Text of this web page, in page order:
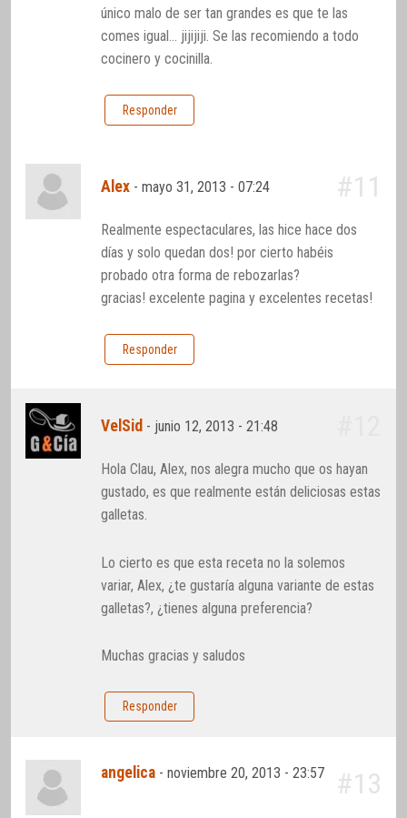
único malo de ser tan grandes es que te las
comes igual… jijijiji. Se las recomiendo a todo
cocinero y cocinilla.
Responder
Alex -mayo 31, 2013 - 07:24 #11
Realmente espectaculares, las hice hace dos
días y solo quedan dos! por cierto habéis
probado otra forma de rebozarlas?
gracias! excelente pagina y excelentes recetas!
Responder
VelSid - junio 12, 2013 - 21:48
Hola Clau, Alex, nos alegra mucho que os hayan
gustado, es que realmente están deliciosas estas
galletas.
Lo cierto es que esta receta no la solemos
variar, Alex, ¿te gustaría alguna variante de estas
galletas?, ¿tienes alguna preferencia?
Muchas gracias y saludos
Responder
angelica -noviembre 20, 2013 - 23:57 #13